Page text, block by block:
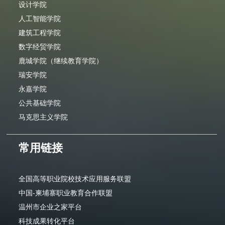
设计学院
人工智能学院
建筑工程学院
数字经贸学院
鹿城学院（继续教育学院）
瑞安学院
永嘉学院
公共基础学院
马克思主义学院
常用链接
全国高等职业院校技术应用服务联盟
中国-柬埔寨职业教育合作联盟
温州市企业之家平台
科技成果转化平台